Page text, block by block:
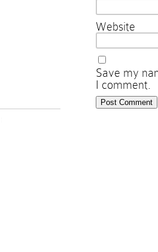
Website
Save my
I comment.